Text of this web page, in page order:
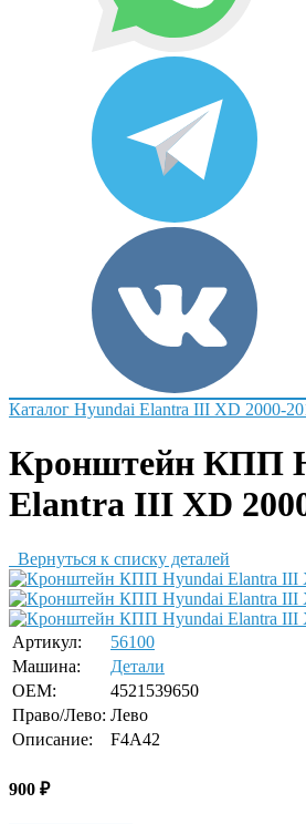
Каталог Hyundai Elantra III XD 2000-
Кронштейн КПП
Elantra III XD
Вернуться к списку деталей
Артикул:
56100
Машина:
Детали
OEM:
4521539650
Право/Лево: Лево
Описание:
F4A42
900 ₽